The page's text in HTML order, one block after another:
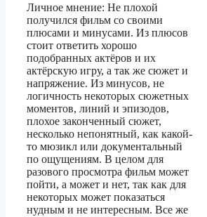
Личное мнение: Не плохой
получился фильм со своими
плюсами и минусами. Из плюсов
стоит ответить хорошо
подобранных актёров и их
актёрскую игру, а так же сюжет и
напряжение. Из минусов, не
логичность некоторых сюжетных
моментов, линий и эпизодов,
плохое законченный сюжет,
несколько непонятный, как какой-
то мюзикл или документальный
по ощущениям. В целом для
разового просмотра фильм может
пойти, а может и нет, так как для
некоторых может показаться
нудным и не интересным. Все же